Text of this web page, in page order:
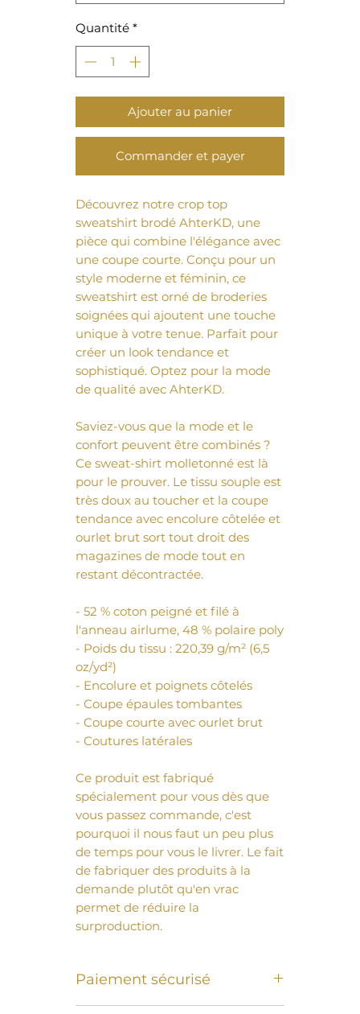
Quantité *
Ajouter au panier
Commander et payer
Découvrez notre crop top
sweatshirt brodé AhterKD, une
pièce qui combine l'élégance avec
une coupe courte. Conçu pour un
style moderne et féminin, ce
sweatshirt est orné de broderies
soignées qui ajoutent une touche
unique à votre tenue. Parfait pour
créer un look tendance et
sophistiqué. Optez pour la mode
de qualité avec AhterKD.
Saviez-vous que la mode et le
confort peuvent être combinés ?
Ce sweat-shirt molletonné est là
pour le prouver. Le tissu souple est
très doux au toucher et la coupe
tendance avec encolure côtelée et
ourlet brut sort tout droit des
magazines de mode tout en
restant décontractée.
- 52 % coton peigné et filé à
l'anneau airlume, 48 % polaire poly
- Poids du tissu : 220,39 g/m² (6,5
oz/yd²)
- Encolure et poignets côtelés
- Coupe épaules tombantes
- Coupe courte avec ourlet brut
- Coutures latérales
Ce produit est fabriqué
spécialement pour vous dès que
vous passez commande, c'est
pourquoi il nous faut un peu plus
de temps pour vous le livrer. Le fait
de fabriquer des produits à la
demande plutôt qu'en vrac
permet de réduire la
surproduction.
Paiement sécurisé